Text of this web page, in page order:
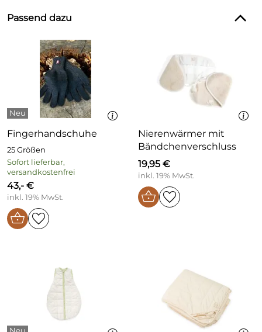
Passend dazu
Fingerhandschuhe
25 Größen
Sofort lieferbar,
versandkostenfrei
43,- €
inkl. 19% MwSt.
Nierenwärmer mit
Bändchenverschluss
19,95 €
inkl. 19% MwSt.